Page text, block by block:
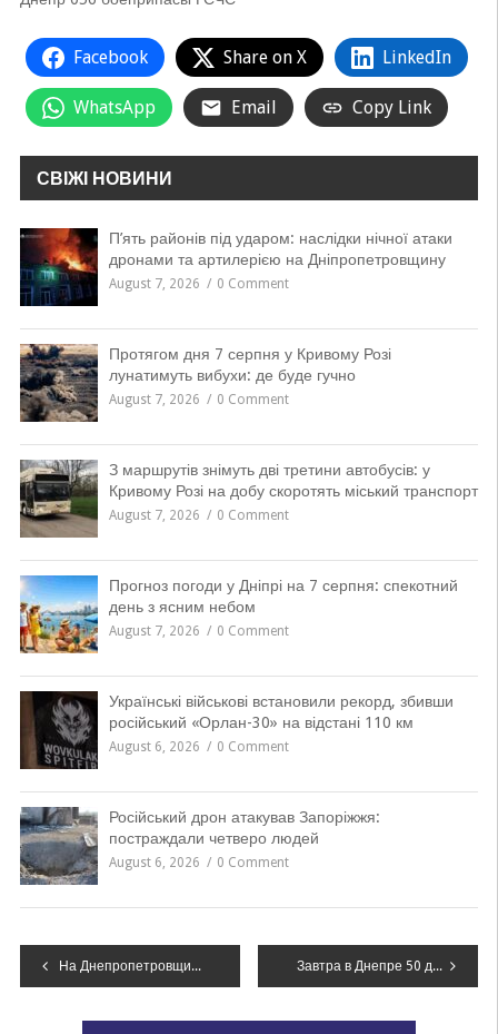
Facebook Share on X LinkedIn
WhatsApp Email Copy Link
СВІЖІ НОВИНИ
П’ять районів під ударом: наслідки нічної атаки
дронами та артилерією на Дніпропетровщину
August 7, 2026 0 Comment
Протягом дня 7 серпня у Кривому Розі
лунатимуть вибухи: де буде гучно
August 7, 2026 0 Comment
З маршрутів знімуть дві третини автобусів: у
Кривому Розі на добу скоротять міський транспорт
August 7, 2026 0 Comment
Прогноз погоди у Дніпрі на 7 серпня: спекотний
день з ясним небом
August 7, 2026 0 Comment
Українські військові встановили рекорд, збивши
російський «Орлан-30» на відстані 110 км
August 6, 2026 0 Comment
Російський дрон атакував Запоріжжя:
постраждали четверо людей
August 6, 2026 0 Comment
Навігація
На Днепропетровщине полицейскому предлагали ежемесячные взятки за “закрытие глаз” на преступления, – ФОТО Завтра в Днепре 50 домам отключат свет, – АДРЕСА